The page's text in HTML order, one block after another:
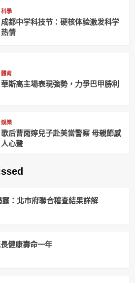
科學
成都中学科技节：硬核体验激发科学
热情
體育
華斯高主場表現強勢，力爭巴甲勝利
娛樂
歌后曹雨婷兒子赴美當警察 母親節感
人心聲
：北市府聯合稽查結果詳解
健康壽命一年